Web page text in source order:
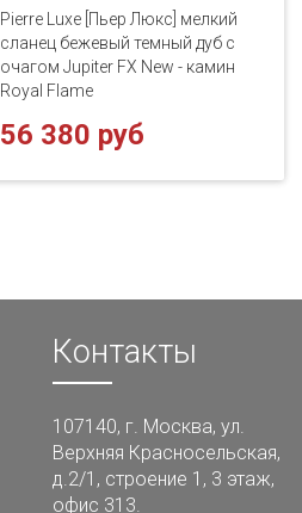
Pierre Luxe [Пьер Люкс] мелкий
сланец бежевый темный дуб с
очагом Jupiter FX New - камин
Royal Flame
56 380 руб
Контакты
107140, г. Москва, ул.
Верхняя Красносельская,
д.2/1, строение 1, 3 этаж,
офис 313.